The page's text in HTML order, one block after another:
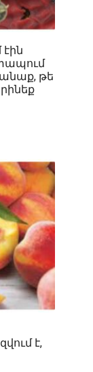
էին
թե
է,